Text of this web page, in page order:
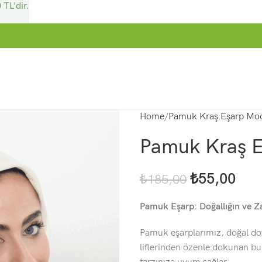
Home Pamuk Kraş Eşarp
Pamuk Kraş
₺185,00 ₺55,00
Pamuk Eşarp: Doğallığın ve
Pamuk eşarplarımız, doğal
liflerinden özenle dokunan
TL'dir.